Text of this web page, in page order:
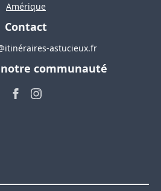
Amérique
Contact
astucieux.fr
notre communauté